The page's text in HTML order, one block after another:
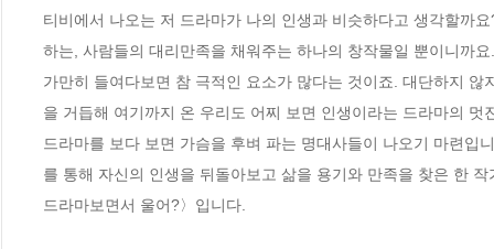
티비에서 나오는 저 드라마가 나의 인생과 비슷하다고 생각할까
하는, 사람들의 대리만족을 채워주는 하나의 창작물일 뿐이니까
가만히 들여다보면 참 극적인 요소가 많다는 것이죠. 대단하지
을 거듭해 여기까지 온 우리도 어찌 보면 인생이라는 드라마의 멋
드라마를 보다 보면 가슴을 후벼 파는 명대사들이 나오기 마련입
를 통해 자신의 인생을 뒤돌아보고 삶을 용기와 만족을 찾은 한
드라마보면서 울어?〉입니다.